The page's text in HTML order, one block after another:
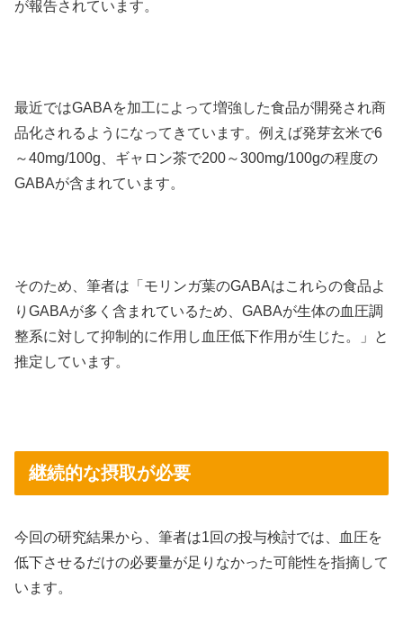
が報告されています。
最近ではGABAを加工によって増強した食品が開発され商
品化されるようになってきています。例えば発芽玄米で6
～40mg/100g、ギャロン茶で200～300mg/100gの程度の
GABAが含まれています。
そのため、筆者は「モリンガ葉のGABAはこれらの食品よ
りGABAが多く含まれているため、GABAが生体の血圧調
整系に対して抑制的に作用し血圧低下作用が生じた。」と
推定しています。
継続的な摂取が必要
今回の研究結果から、筆者は1回の投与検討では、血圧を
低下させるだけの必要量が足りなかった可能性を指摘して
います。